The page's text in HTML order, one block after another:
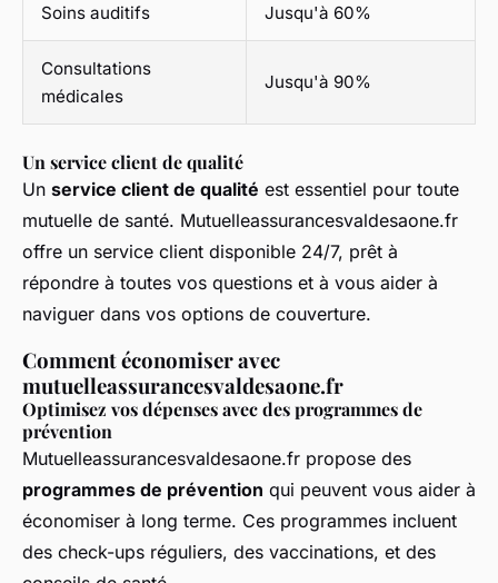
Soins auditifs Jusqu'à 60%
Consultations
médicales
Jusqu'à 90%
Un service client de qualité
Un service client de qualité est essentiel pour toute
mutuelle de santé. Mutuelleassurancesvaldesaone.fr
offre un service client disponible 24/7, prêt à
répondre à toutes vos questions et à vous aider à
naviguer dans vos options de couverture.
Comment économiser avec
mutuelleassurancesvaldesaone.fr
Optimisez vos dépenses avec des programmes de
prévention
Mutuelleassurancesvaldesaone.fr propose des
programmes de prévention qui peuvent vous aider à
économiser à long terme. Ces programmes incluent
des check-ups réguliers, des vaccinations, et des